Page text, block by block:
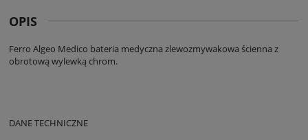
OPIS
Ferro Algeo Medico bateria medyczna zlewozmywakowa ścienna z
obrotową wylewką chrom.
DANE TECHNICZNE